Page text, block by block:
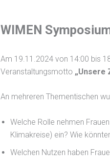
WIMEN
Am 19.11.2024 von 14:00 bis
Veranstaltungsmotto „Unsere
An mehreren Thementischen
Welche Rolle nehmen
Klimakreise) ein? Wie
Welchen Nutzen haben